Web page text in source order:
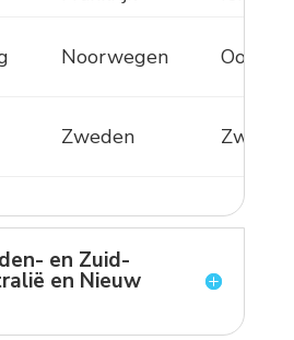
Noorwegen
Zweden
en Zuid-
en Nieuw